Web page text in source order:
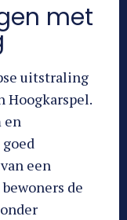
met
uitstraling
Hoogkarspel.
en
een
de